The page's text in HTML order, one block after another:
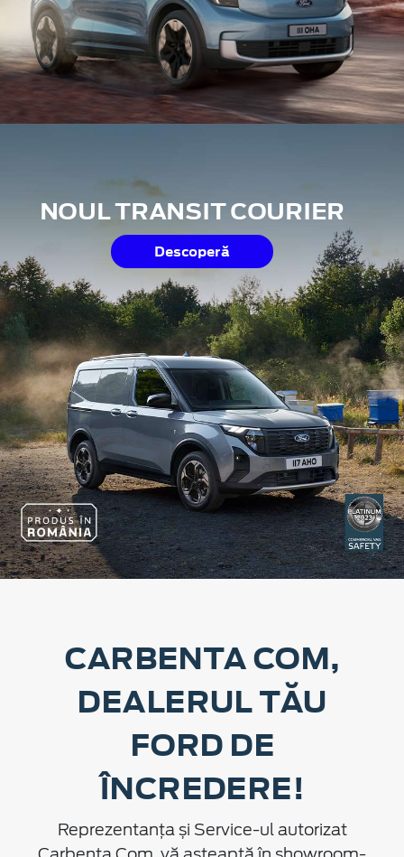
NOUL TRANSIT COURIER
Descoperă
CARBENTA COM,
DEALERUL TĂU
FORD DE
ÎNCREDERE!
Reprezentanța și Service-ul autorizat